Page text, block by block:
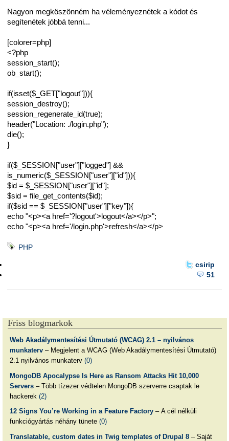
Nagyon megköszönném ha véleményeznétek a kódot és
segítenétek jóbbá tenni...
[colorer=php]
<?php
session_start();
ob_start();
if(isset($_GET["logout"])){
session_destroy();
session_regenerate_id(true);
header("Location: ./login.php");
die();
}
if($_SESSION["user"]["logged"] &&
is_numeric($_SESSION["user"]["id"])){
$id = $_SESSION["user"]["id"];
$sid = file_get_contents($id);
if($sid == $_SESSION["user"]["key"]){
echo "<p><a href='?logout'>logout</a></p>";
echo "<p><a href='/login.php'>refresh</a></p>
PHP
csirip
51
Friss blogmarkok
Web Akadálymentesítési Útmutató (WCAG) 2.1 – nyilvános
munkaterv– Megjelent a WCAG (Web Akadálymentesítési Útmutató)
2.1 nyilvános munkaterv (0)
MongoDB Apocalypse Is Here as Ransom Attacks Hit 10,000
Servers– Több tízezer védtelen MongoDB szerverre csaptak le
hackerek (2)
12 Signs You’re Working in a Feature Factory– A cél nélküli
funkciógyártás néhány tünete (0)
Translatable, custom dates in Twig templates of Drupal 8– Saját